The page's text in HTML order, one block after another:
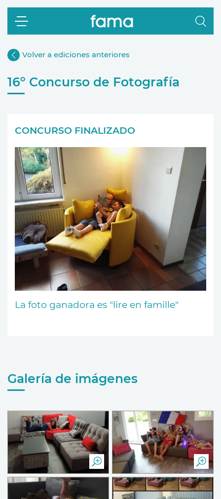
Volver a ediciones anteriores
16º Concurso de Fotografía
CONCURSO FINALIZADO
La foto ganadora es "lire en famille"
Galería de imágenes